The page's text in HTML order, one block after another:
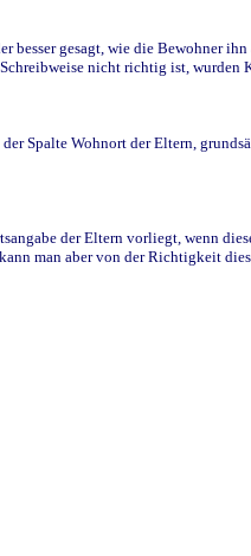
gesagt, wie die Bewohner ihn
nicht richtig ist, wurden
Spalte Wohnort der Eltern,
der Eltern vorliegt, wenn
man aber von der Richtigkeit